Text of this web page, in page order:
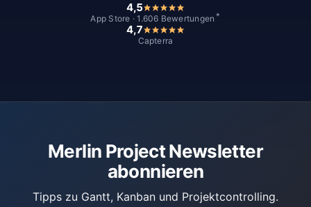
4,5
App Store · 1.606 Bewertungen *
4,7
Capterra
Merlin Project Newsletter
abonnieren
Tipps zu Gantt, Kanban und Projektcontrolling.